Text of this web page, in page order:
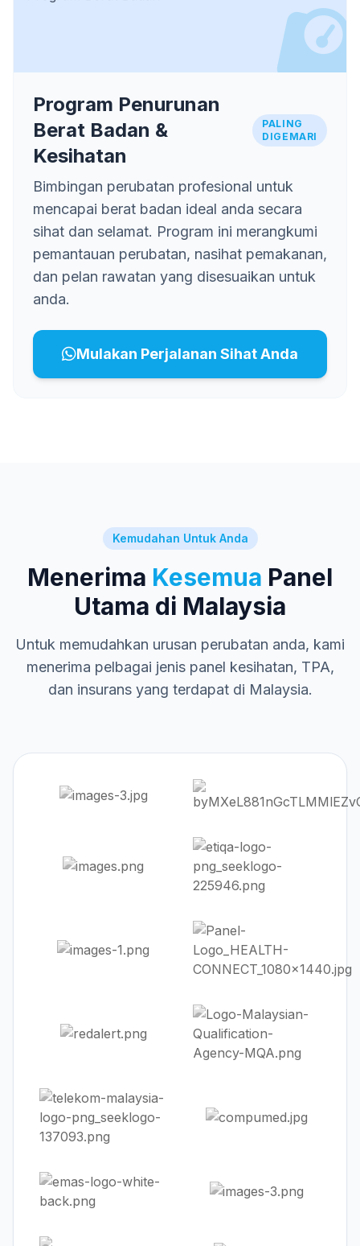
Program Penurunan
Berat Badan &
Kesihatan
PALING
DIGEMARI
Bimbingan perubatan profesional untuk
mencapai berat badan ideal anda secara
sihat dan selamat. Program ini merangkumi
pemantauan perubatan, nasihat pemakanan,
dan pelan rawatan yang disesuaikan untuk
anda.
Mulakan Perjalanan Sihat Anda
Kemudahan Untuk Anda
Menerima Kesemua Panel
Utama di Malaysia
Untuk memudahkan urusan perubatan anda, kami
menerima pelbagai jenis panel kesihatan, TPA,
dan insurans yang terdapat di Malaysia.